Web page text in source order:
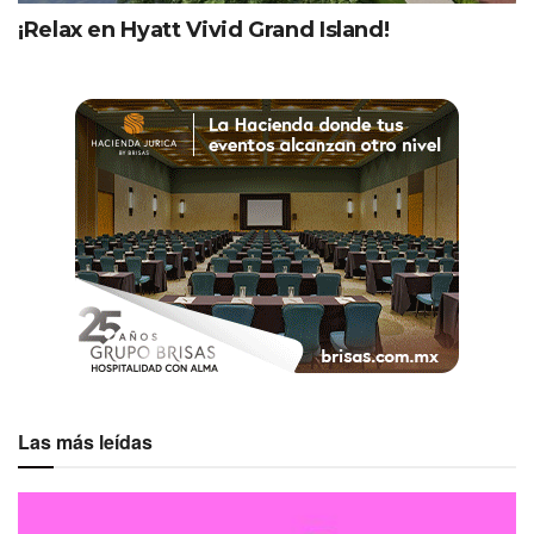
Una gran fortaleza de este resort —a título personal— es
desde la asiática en DoZo, la mexicana en El Molino, la
francesa en Bon Vivant, la italiana en Zaffiro, hasta la
española en El Cortijo; y qué decir de las brasas con
excelentes cortes de carne, pescados y mariscos en
Hacienda Beach Grill.
Y para redondear la experiencia, hay ocho bares &
lounges donde tus grupos podrán disfrutar de una
agradable sobremesa con cocteles clásicos, destilados
mexicanos, mixología de autor o, incluso, un café recién
¡Relax en Hyatt Vivid Grand Island!
Las más leídas